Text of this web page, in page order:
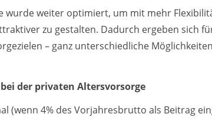
wurde weiter optimiert, um mit mehr
zu gestalten. Dadurch ergeben sich
– ganz unterschiedliche
der privaten Altersvorsorge
(wenn 4% des Vorjahresbrutto als Beitrag